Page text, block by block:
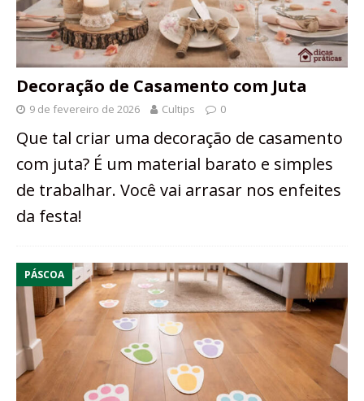
Decoração de Casamento com Juta
9 de fevereiro de 2026 Cultips 0
Que tal criar uma decoração de casamento
com juta? É um material barato e simples
de trabalhar. Você vai arrasar nos enfeites
da festa!
PÁSCOA